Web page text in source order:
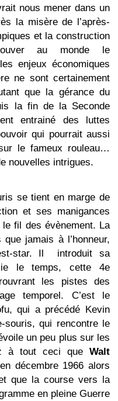
nous mener dans un
la misère de l’après-
et la construction
au monde le
enjeux économiques
ne sont certainement
que la gérance du
la fin de la Seconde
entrainé des luttes
qui pourrait aussi
le fameux rouleau…
nouvelles intrigues.
se tient en marge de
et ses manigances
fil des évènement. La
jamais à l’honneur,
star. Il introduit sa
le temps, cette 4e
les pistes des
temporel. C’est le
qui a précédé Kevin
souris, qui rencontre le
un peu plus sur les
à tout ceci que Walt
décembre 1966 alors
que la course vers la
en pleine Guerre